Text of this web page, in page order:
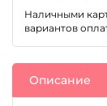
Наличными
вариантов
Описание